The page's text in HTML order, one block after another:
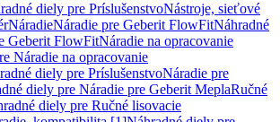
diely pre PríslušenstvoNástroje, sieťové
NáradieNáradie pre Geberit FlowFitNáhradné
Geberit FlowFitNáradie na opracovanie
Náradie na opracovanie
diely pre PríslušenstvoNáradie pre
diely pre Náradie pre Geberit MeplaRučné
diely pre Ručné lisovacie